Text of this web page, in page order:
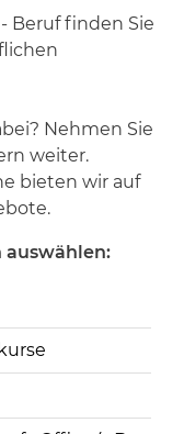
Beruf finden Sie
Nehmen Sie
weiter.
bieten wir auf
auswählen: